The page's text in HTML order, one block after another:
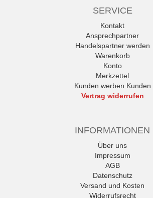
SERVICE
Kontakt
Ansprechpartner
Handelspartner werden
Warenkorb
Konto
Merkzettel
Kunden werben Kunden
Vertrag widerrufen
INFORMATIONEN
Über uns
Impressum
AGB
Datenschutz
Versand und Kosten
Widerrufsrecht